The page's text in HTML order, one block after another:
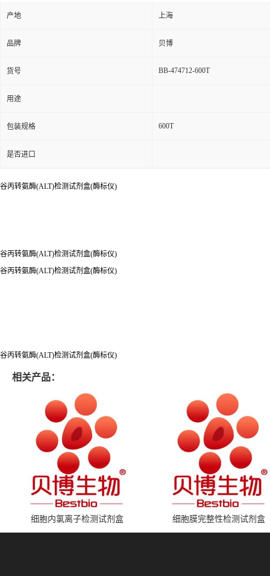
产地 上海
品牌 贝博
货号 BB-474712-600T
用途
包装规格 600T
是否进口
谷丙转氨酶(ALT)检测试剂盒(酶标仪)
谷丙转氨酶(ALT)检测试剂盒(酶标仪)
谷丙转氨酶(ALT)检测试剂盒(酶标仪)
谷丙转氨酶(ALT)检测试剂盒(酶标仪)
相关产品：
细胞内氯离子检测试剂盒 细胞膜完整性检测试剂盒